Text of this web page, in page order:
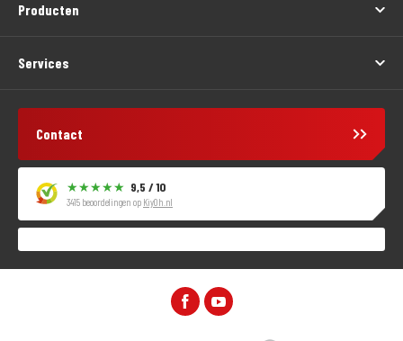
Producten
Services
Contact
9,5 / 10
3415 beoordelingen op KiyOh.nl